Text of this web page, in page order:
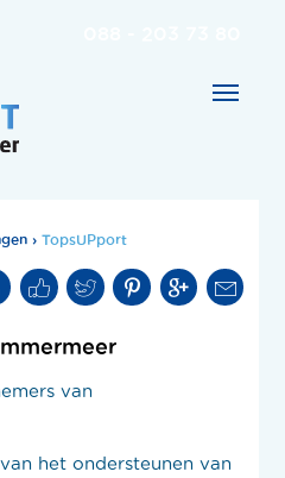
› TopsUPport
van
het ondersteunen van